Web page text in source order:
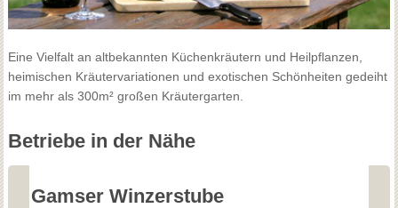
Eine Vielfalt an altbekannten Küchenkräutern und Heilpflanzen,
heimischen Kräutervariationen und exotischen Schönheiten gedeiht
im mehr als 300m² großen Kräutergarten.
Betriebe in der Nähe
Gamser Winzerstube